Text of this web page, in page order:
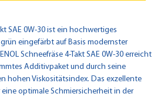
SAE 0W-30 ist ein hochwertiges
eingefärbt auf Basis modernster
Schneefräse 4-Takt SAE 0W-30 erreicht
Additivpaket und durch seine
hohen Viskositätsindex. Das exzellente
optimale Schmiersicherheit in der